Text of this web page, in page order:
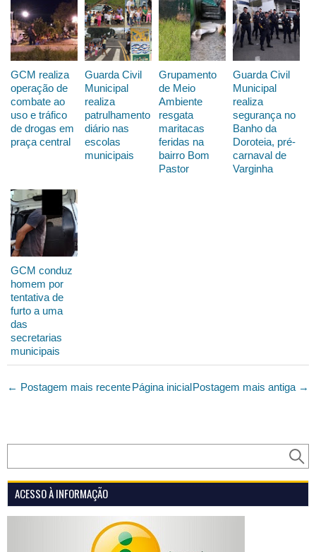
GCM realiza
operação de
combate ao
uso e tráfico
de drogas em
praça central
Guarda Civil
Municipal
realiza
patrulhamento
diário nas
escolas
municipais
Grupamento
de Meio
Ambiente
resgata
maritacas
feridas na
bairro Bom
Pastor
Guarda Civil
Municipal
realiza
segurança no
Banho da
Doroteia, pré-
carnaval de
Varginha
GCM conduz
homem por
tentativa de
furto a uma
das
secretarias
municipais
← Postagem mais recente Postagem mais antiga →
Página inicial
ACESSO À INFORMAÇÃO